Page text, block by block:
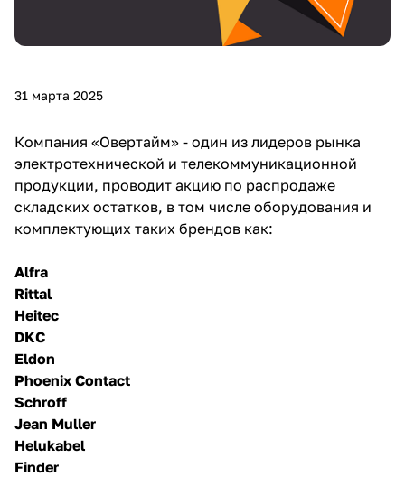
31 марта 2025
Компания «Овертайм» - один из лидеров рынка
электротехнической и телекоммуникационной
продукции, проводит акцию по распродаже
складских остатков, в том числе оборудования и
комплектующих таких брендов как:
Alfra
Rittal
Heitec
DKC
Eldon
Phoenix Contact
Schroff
Jean Muller
Helukabel
Finder